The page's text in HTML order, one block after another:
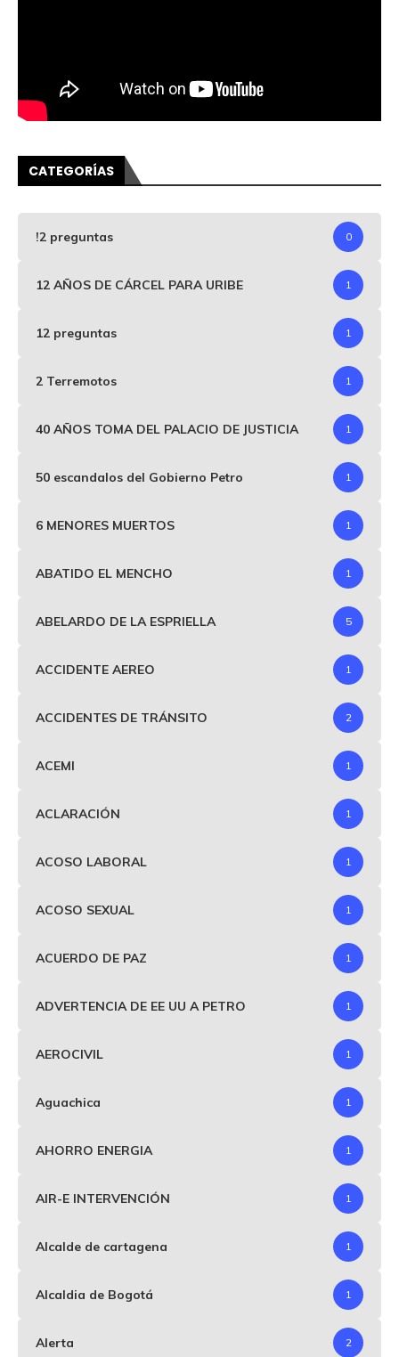
CATEGORÍAS
!2 preguntas 0
12 AÑOS DE CÁRCEL PARA URIBE 1
12 preguntas 1
2 Terremotos 1
40 AÑOS TOMA DEL PALACIO DE JUSTICIA 1
50 escandalos del Gobierno Petro 1
6 MENORES MUERTOS 1
ABATIDO EL MENCHO 1
ABELARDO DE LA ESPRIELLA 5
ACCIDENTE AEREO 1
ACCIDENTES DE TRÁNSITO 2
ACEMI 1
ACLARACIÓN 1
ACOSO LABORAL 1
ACOSO SEXUAL 1
ACUERDO DE PAZ 1
ADVERTENCIA DE EE UU A PETRO 1
AEROCIVIL 1
Aguachica 1
AHORRO ENERGIA 1
AIR-E INTERVENCIÓN 1
Alcalde de cartagena 1
Alcaldia de Bogotá 1
Alerta 2